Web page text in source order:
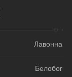
Лавонна
Белобог